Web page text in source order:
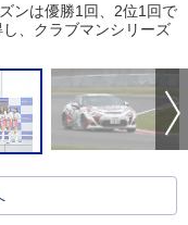
ンは優勝1回、2位1回で
、クラブマンシリーズ